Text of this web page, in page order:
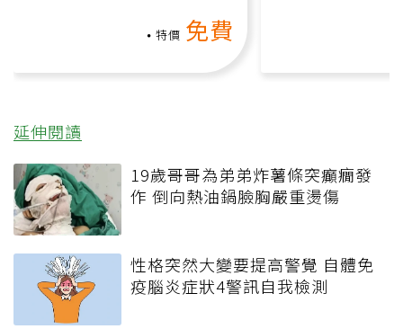
特價 免費
延伸閱讀
19歲哥哥為弟弟炸薯條突癲癇發
作 倒向熱油鍋臉胸嚴重燙傷
性格突然大變要提高警覺 自體免
疫腦炎症狀4警訊自我檢測